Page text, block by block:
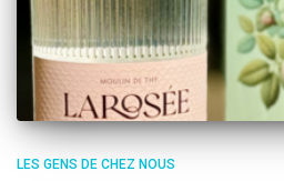
LES GENS DE CHEZ NOUS